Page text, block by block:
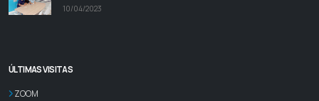
10/04/2023
ÚLTIMAS VISITAS
ZOOM